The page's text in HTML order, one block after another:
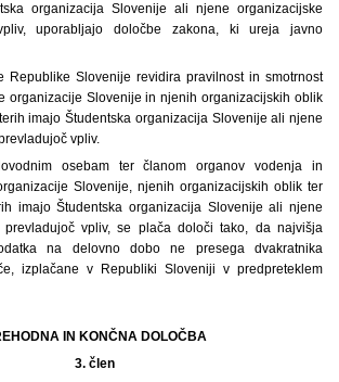
organizacija Slovenije ali njene organizacijske
uporabljajo določbe zakona, ki ureja javno
Republike Slovenije revidira pravilnost in smotrnost
organizacije Slovenije in njenih organizacijskih oblik
imajo Študentska organizacija Slovenije ali njene
vpliv.
osebam ter članom organov vodenja in
Slovenije, njenih organizacijskih oblik ter
imajo Študentska organizacija Slovenije ali njene
prevladujoč vpliv, se plača določi tako, da najvišja
na delovno dobo ne presega dvakratnika
izplačane v Republiki Sloveniji v predpreteklem
IN KONČNA DOLOČBA
3. člen